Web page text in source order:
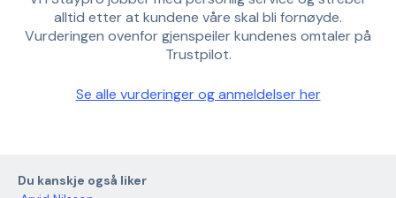
alltid etter at kundene våre skal bli fornøyde.
Vurderingen ovenfor gjenspeiler kundenes omtaler på
Trustpilot.
Se alle vurderinger og anmeldelser her
Du kanskje også liker